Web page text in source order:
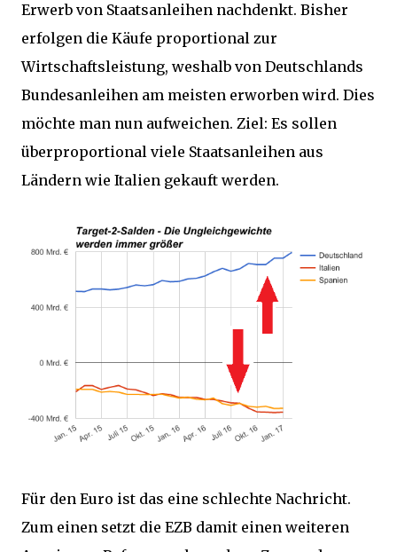
Erwerb von Staatsanleihen nachdenkt. Bisher
erfolgen die Käufe proportional zur
Wirtschaftsleistung, weshalb von Deutschlands
Bundesanleihen am meisten erworben wird. Dies
möchte man nun aufweichen. Ziel: Es sollen
überproportional viele Staatsanleihen aus
Ländern wie Italien gekauft werden.
Für den Euro ist das eine schlechte Nachricht.
Zum einen setzt die EZB damit einen weiteren